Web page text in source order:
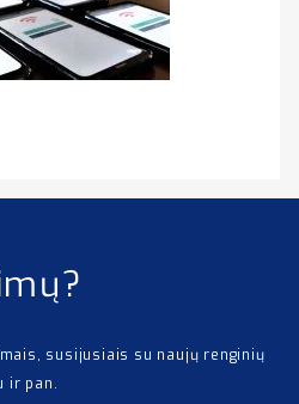
susijusiais su naujų renginių
ir pan.